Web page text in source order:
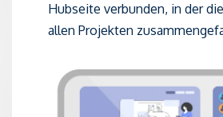
Hubseite verbunden, in der
allen Projekten